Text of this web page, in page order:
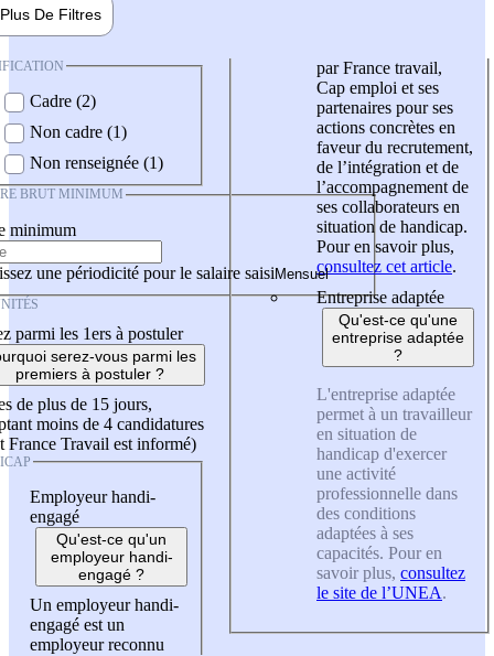
Plus De Filtres
Cadre (2)
Non cadre (1)
Non renseignée (1)
BRUT MINIMUM
minimum
une périodicité pour le salaire saisi
parmi les 1ers à postuler
serez-vous parmi les
premiers à postuler ?
de plus de 15 jours,
moins de 4 candidatures
France Travail est informé)
Employeur handi-
engagé
Qu'est-ce qu'un
employeur handi-
engagé ?
Un employeur handi-
engagé est un
employeur reconnu
par France travail,
Cap emploi et ses
partenaires pour ses
actions concrètes en
faveur du recrutement,
de l’intégration et de
l’accompagnement de
ses collaborateurs en
situation de handicap.
Pour en savoir plus,
consultez cet article.
Entreprise adaptée
Qu'est-ce qu'une
entreprise adaptée
?
L'entreprise adaptée
permet à un travailleur
en situation de
handicap d'exercer
une activité
professionnelle dans
des conditions
adaptées à ses
capacités. Pour en
savoir plus, consultez
le site de l’UNEA.